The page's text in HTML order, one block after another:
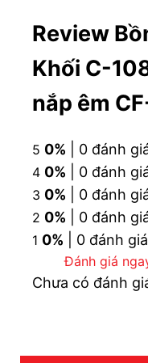
Linh kiện chi tiết
Review
Khối C-
nắp êm
5 0% | 0 đánh
4 0% | 0 đánh
3 0% | 0 đánh
2 0% | 0 đánh
1 0% | 0 đánh giá
Đánh giá
Chưa có đánh